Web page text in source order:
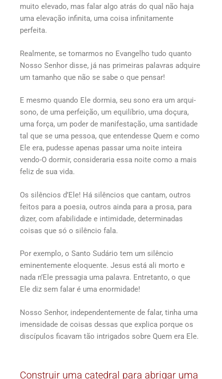
muito elevado, mas falar algo atrás do qual não haja
uma elevação infinita, uma coisa infinitamente
perfeita.
Realmente, se tomarmos no Evangelho tudo quanto
Nosso Senhor disse, já nas primeiras palavras adquire
um tamanho que não se sabe o que pensar!
E mesmo quando Ele dormia, seu sono era um arqui-
sono, de uma perfeição, um equilíbrio, uma doçura,
uma força, um poder de manifestação, uma santidade
tal que se uma pessoa, que entendesse Quem e como
Ele era, pudesse apenas passar uma noite inteira
vendo-O dormir, consideraria essa noite como a mais
feliz de sua vida.
Os silêncios d’Ele! Há silêncios que cantam, outros
feitos para a poesia, outros ainda para a prosa, para
dizer, com afabilidade e intimidade, determinadas
coisas que só o silêncio fala.
Por exemplo, o Santo Sudário tem um silêncio
eminentemente eloquente. Jesus está ali morto e
nada n’Ele pressagia uma palavra. Entretanto, o que
Ele diz sem falar é uma enormidade!
Nosso Senhor, independentemente de falar, tinha uma
imensidade de coisas dessas que explica porque os
discípulos ficavam tão intrigados sobre Quem era Ele.
Construir uma catedral para abrigar uma